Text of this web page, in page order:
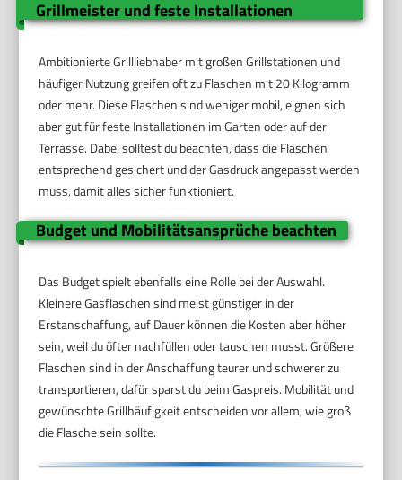
Grillmeister und feste Installationen
Ambitionierte Grillliebhaber mit großen Grillstationen und
häufiger Nutzung greifen oft zu Flaschen mit 20 Kilogramm
oder mehr. Diese Flaschen sind weniger mobil, eignen sich
aber gut für feste Installationen im Garten oder auf der
Terrasse. Dabei solltest du beachten, dass die Flaschen
entsprechend gesichert und der Gasdruck angepasst werden
muss, damit alles sicher funktioniert.
Budget und Mobilitätsansprüche beachten
Das Budget spielt ebenfalls eine Rolle bei der Auswahl.
Kleinere Gasflaschen sind meist günstiger in der
Erstanschaffung, auf Dauer können die Kosten aber höher
sein, weil du öfter nachfüllen oder tauschen musst. Größere
Flaschen sind in der Anschaffung teurer und schwerer zu
transportieren, dafür sparst du beim Gaspreis. Mobilität und
gewünschte Grillhäufigkeit entscheiden vor allem, wie groß
die Flasche sein sollte.